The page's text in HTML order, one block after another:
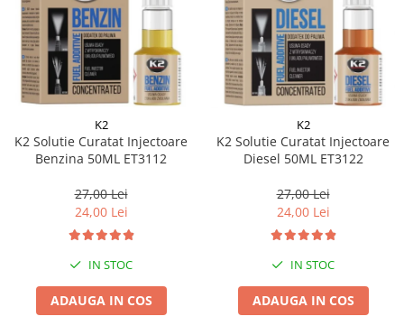
K2
K2 Solutie Curatat Injectoare
Benzina 50ML ET3112
27,00 Lei
24,00 Lei
IN STOC
ADAUGA IN COS
K2
K2 Solutie Curatat Injectoare
Diesel 50ML ET3122
27,00 Lei
24,00 Lei
IN STOC
ADAUGA IN COS